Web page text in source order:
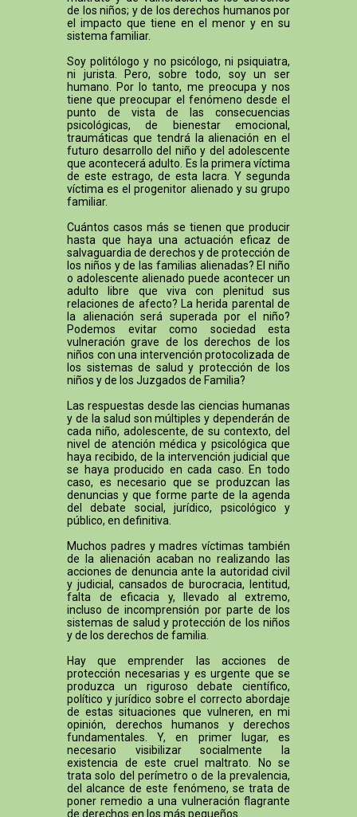
de los niños; y de los derechos humanos por
el impacto que tiene en el menor y en su
sistema familiar.
Soy politólogo y no psicólogo, ni psiquiatra,
ni jurista. Pero, sobre todo, soy un ser
humano. Por lo tanto, me preocupa y nos
tiene que preocupar el fenómeno desde el
punto de vista de las consecuencias
psicológicas, de bienestar emocional,
traumáticas que tendrá la alienación en el
futuro desarrollo del niño y del adolescente
que acontecerá adulto. Es la primera víctima
de este estrago, de esta lacra. Y segunda
víctima es el progenitor alienado y su grupo
familiar.
Cuántos casos más se tienen que producir
hasta que haya una actuación eficaz de
salvaguardia de derechos y de protección de
los niños y de las familias alienadas? El niño
o adolescente alienado puede acontecer un
adulto libre que viva con plenitud sus
relaciones de afecto? La herida parental de
la alienación será superada por el niño?
Podemos evitar como sociedad esta
vulneración grave de los derechos de los
niños con una intervención protocolizada de
los sistemas de salud y protección de los
niños y de los Juzgados de Familia?
Las respuestas desde las ciencias humanas
y de la salud son múltiples y dependerán de
cada niño, adolescente, de su contexto, del
nivel de atención médica y psicológica que
haya recibido, de la intervención judicial que
se haya producido en cada caso. En todo
caso, es necesario que se produzcan las
denuncias y que forme parte de la agenda
del debate social, jurídico, psicológico y
público, en definitiva.
Muchos padres y madres víctimas también
de la alienación acaban no realizando las
acciones de denuncia ante la autoridad civil
y judicial, cansados de burocracia, lentitud,
falta de eficacia y, llevado al extremo,
incluso de incomprensión por parte de los
sistemas de salud y protección de los niños
y de los derechos de familia.
Hay que emprender las acciones de
protección necesarias y es urgente que se
produzca un riguroso debate científico,
político y jurídico sobre el correcto abordaje
de estas situaciones que vulneren, en mi
opinión, derechos humanos y derechos
fundamentales. Y, en primer lugar, es
necesario visibilizar socialmente la
existencia de este cruel maltrato. No se
trata solo del perímetro o de la prevalencia,
del alcance de este fenómeno, se trata de
poner remedio a una vulneración flagrante
de derechos en los más pequeños.